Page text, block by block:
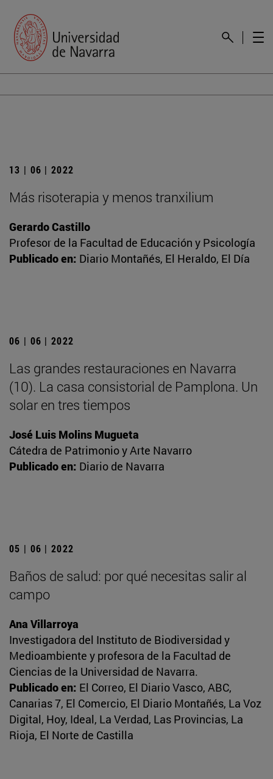
13 | 06 | 2022
Más risoterapia y menos tranxilium
Gerardo Castillo
Profesor de la Facultad de Educación y Psicología
Publicado en: Diario Montañés, El Heraldo, El Día
06 | 06 | 2022
Las grandes restauraciones en Navarra
(10). La casa consistorial de Pamplona. Un
solar en tres tiempos
José Luis Molins Mugueta
Cátedra de Patrimonio y Arte Navarro
Publicado en: Diario de Navarra
05 | 06 | 2022
Baños de salud: por qué necesitas salir al
campo
Ana Villarroya
Investigadora del Instituto de Biodiversidad y
Medioambiente y profesora de la Facultad de
Ciencias de la Universidad de Navarra.
Publicado en: El Correo, El Diario Vasco, ABC,
Canarias 7, El Comercio, El Diario Montañés, La Voz
Digital, Hoy, Ideal, La Verdad, Las Provincias, La
Rioja, El Norte de Castilla